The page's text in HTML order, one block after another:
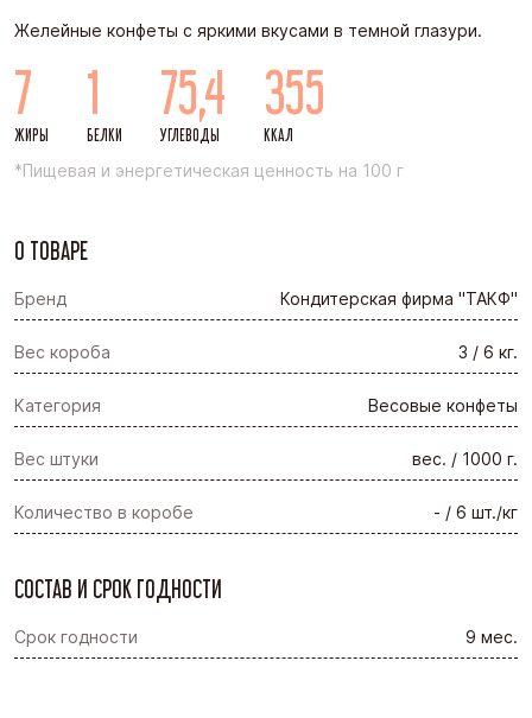
Желейные конфеты с яркими вкусами в темной глазури.
7
ЖИРЫ
1
БЕЛКИ
75,4
УГЛЕВОДЫ
355
ККАЛ
*Пищевая и энергетическая ценность на 100 г
О ТОВАРЕ
Бренд Кондитерская фирма "ТАКФ"
Вес короба 3 / 6 кг.
Категория Весовые конфеты
Вес штуки вес. / 1000 г.
Количество в коробе - / 6 шт./кг
СОСТАВ И СРОК ГОДНОСТИ
Срок годности 9 мес.